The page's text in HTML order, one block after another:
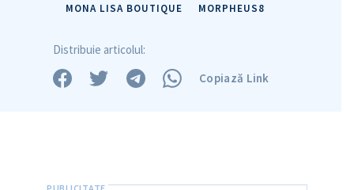
MONA LISA BOUTIQUE
MORPHEUS8
Distribuie articolul:
Copiază Link